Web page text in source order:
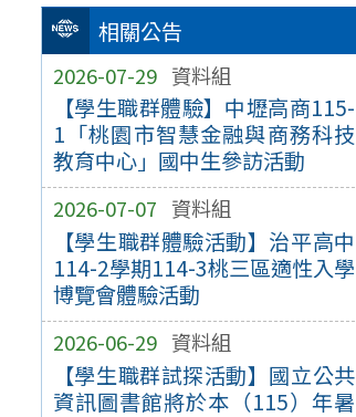
相關公告
2026-07-29 資料組
【學生職群體驗】中壢高商115-
1「桃園市智慧金融與商務科技
教育中心」國中生參訪活動
2026-07-07 資料組
【學生職群體驗活動】治平高中
114-2學期114-3桃三區適性入學
博覽會體驗活動
2026-06-29 資料組
【學生職群試探活動】國立公共
資訊圖書館將於本（115）年暑